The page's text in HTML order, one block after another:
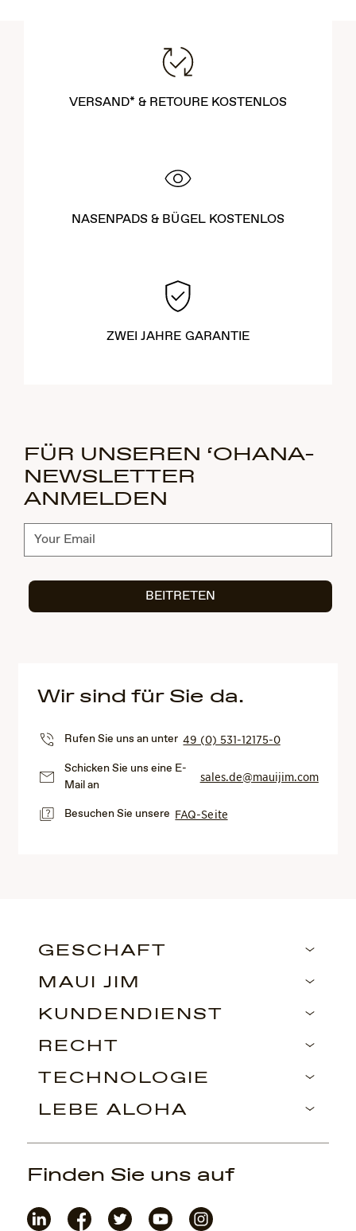
VERSAND* & RETOURE KOSTENLOS
NASENPADS & BÜGEL KOSTENLOS
ZWEI JAHRE GARANTIE
FÜR UNSEREN ‘OHANA-
NEWSLETTER
ANMELDEN
subscribe.form.submit.label
BEITRETEN
Wir sind für Sie da.
Rufen Sie uns an unter49 (0) 531-12175-0
Schicken Sie uns eine E-
Mail an
sales.de@mauijim.com
Besuchen Sie unsere FAQ-Seite
GESCHÄFT
MAUI JIM
KUNDENDIENST
RECHT
TECHNOLOGIE
LEBE ALOHA
Finden Sie uns auf